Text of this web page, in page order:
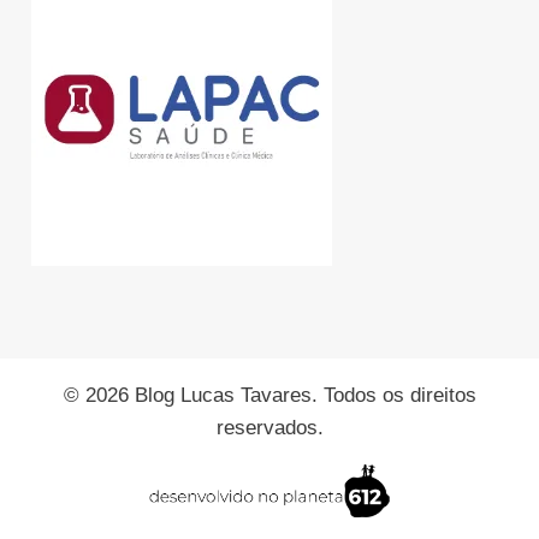
© 2026 Blog Lucas Tavares. Todos os direitos
reservados.